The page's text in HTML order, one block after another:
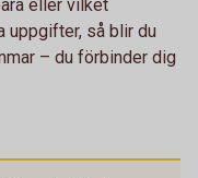
eller vilket
uppgifter, så blir du
– du förbinder dig